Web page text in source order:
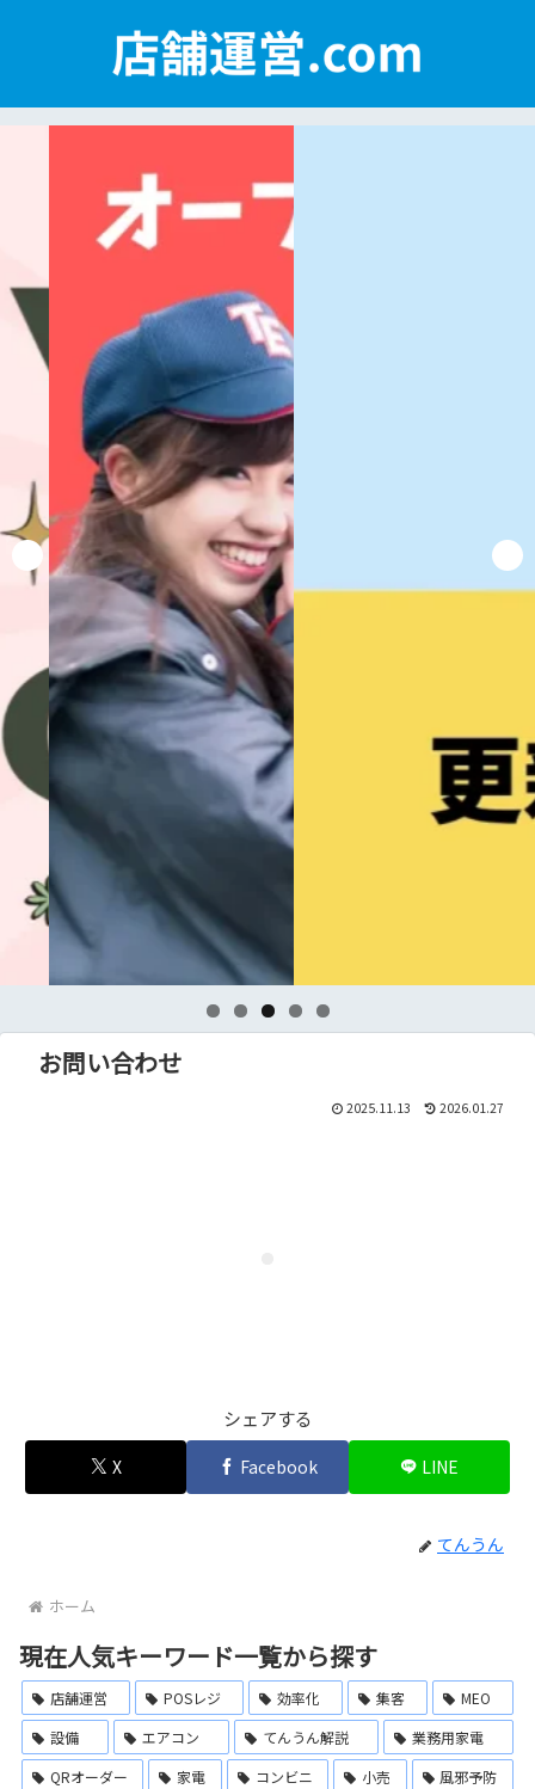
お問い合わせ
2025.11.13 2026.01.27
シェアする
X Facebook LINE
てんうん
ホーム
現在人気キーワード一覧から探す
店舗運営 POSレジ 効率化 集客
MEO
設備
エアコン てんうん解説
業務用家電
QRオーダー
家電 コンビニ 小売
風邪予防